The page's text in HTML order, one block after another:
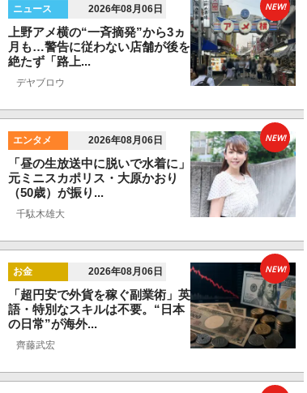
ニュース 2026年08月06日
上野アメ横の“一斉摘発”から3ヵ
月も…警告に従わない店舗が後を
絶たず「路上...
デヤブロウ
NEW!
エンタメ 2026年08月06日
「昼の生放送中に脱いで水着に」
元ミニスカポリス・大原かおり
（50歳）が振り...
千駄木雄大
NEW!
お金 2026年08月06日
「超円安で外貨を稼ぐ副業術」英
語・特別なスキルは不要。“日本
の日常”が海外...
齊藤武宏
NEW!